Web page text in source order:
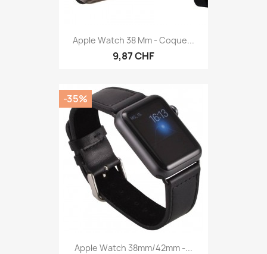
Apple Watch 38 Mm - Coque...
9,87 CHF
Apple Watch 38mm/42mm -...
-35%